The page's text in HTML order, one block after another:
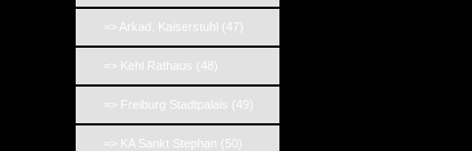
=> Arkad. Kaiserstuhl (47)
=> Kehl Rathaus (48)
=> Freiburg Stadtpalais (49)
=> KA Sankt Stephan (50)